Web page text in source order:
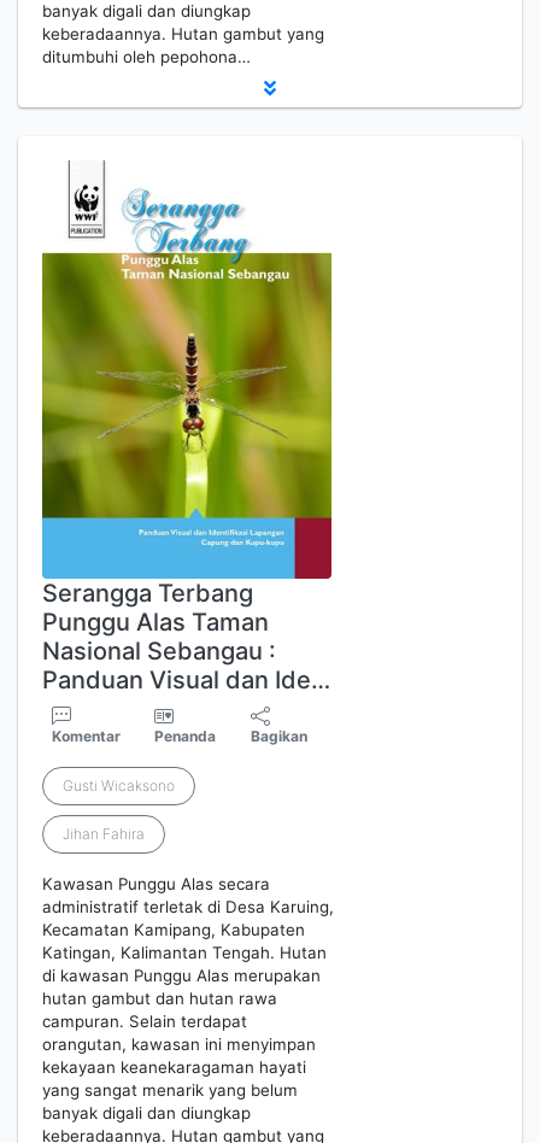
banyak digali dan diungkap
keberadaannya. Hutan gambut yang
ditumbuhi oleh pepohona…
Serangga Terbang
Punggu Alas Taman
Nasional Sebangau :
Panduan Visual dan Ide…
Komentar Penanda Bagikan
Gusti Wicaksono
Jihan Fahira
Kawasan Punggu Alas secara
administratif terletak di Desa Karuing,
Kecamatan Kamipang, Kabupaten
Katingan, Kalimantan Tengah. Hutan
di kawasan Punggu Alas merupakan
hutan gambut dan hutan rawa
campuran. Selain terdapat
orangutan, kawasan ini menyimpan
kekayaan keanekaragaman hayati
yang sangat menarik yang belum
banyak digali dan diungkap
keberadaannya. Hutan gambut yang